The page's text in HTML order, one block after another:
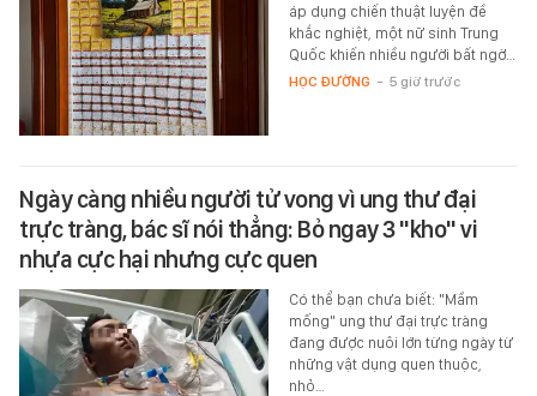
áp dụng chiến thuật luyện đề
khắc nghiệt, một nữ sinh Trung
Quốc khiến nhiều người bất ngờ…
HỌC ĐƯỜNG - 5 giờ trước
Ngày càng nhiều người tử vong vì ung thư đại
trực tràng, bác sĩ nói thẳng: Bỏ ngay 3 "kho" vi
nhựa cực hại nhưng cực quen
Có thể bạn chưa biết: "Mầm
mống" ung thư đại trực tràng
đang được nuôi lớn từng ngày từ
những vật dụng quen thuộc,
nhỏ…